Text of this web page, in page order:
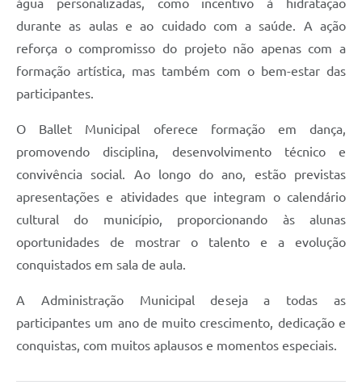
durante as aulas e ao cuidado com a saúde. A ação
reforça o compromisso do projeto não apenas com a
formação artística, mas também com o bem-estar das
participantes.
O Ballet Municipal oferece formação em dança,
promovendo disciplina, desenvolvimento técnico e
convivência social. Ao longo do ano, estão previstas
apresentações e atividades que integram o calendário
cultural do município, proporcionando às alunas
oportunidades de mostrar o talento e a evolução
conquistados em sala de aula.
A Administração Municipal deseja a todas as
participantes um ano de muito crescimento, dedicação e
conquistas, com muitos aplausos e momentos especiais.